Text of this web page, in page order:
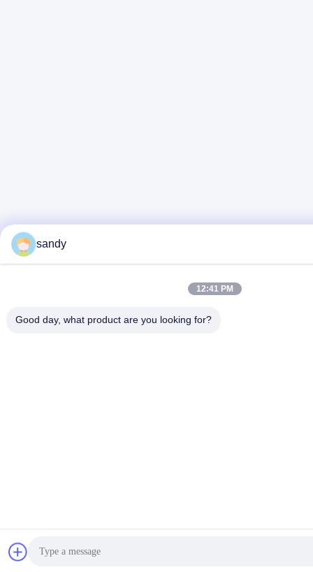
sandy
12:41 PM
Good day, what product are you looking for?